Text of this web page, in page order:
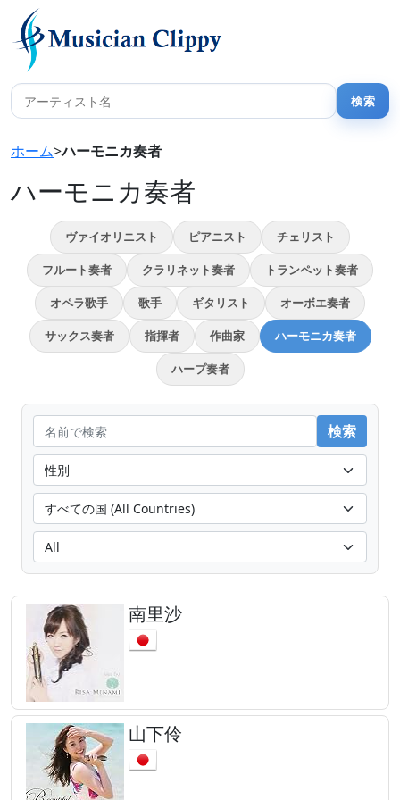
ホーム>ハーモニカ奏者
ハーモニカ奏者
ヴァイオリニスト ピアニスト チェリスト
フルート奏者 クラリネット奏者 トランペット奏者
オペラ歌手 歌手 ギタリスト オーボエ奏者
サックス奏者 指揮者 作曲家 ハーモニカ奏者
ハープ奏者
南里沙
山下伶